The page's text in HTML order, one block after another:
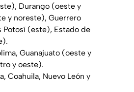
Durango (oeste y
y noreste), Guerrero
Potosí (este), Estado de
Guanajuato (oeste y
y oeste).
Coahuila, Nuevo León y